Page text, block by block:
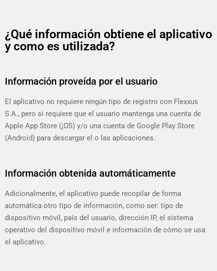
¿Qué información obtiene el aplicativo
y como es utilizada?
Información proveída por el usuario
El aplicativo no requiere ningún tipo de registro con Flexxus
S.A., pero si requiere que el usuario mantenga una cuenta de
Apple App Store (¡OS) y/o una cuenta de Google Play Store
(Android) para descargar el o las aplicaciones.
Información obtenida automáticamente
Adicionalmente, el aplicativo puede recopilar de forma
automática otro tipo de información, como ser: tipo de
dispositivo móvil, país del usuario, dirección IP, el sistema
operativo del dispositivo móvil e información de cómo se usa
el aplicativo.